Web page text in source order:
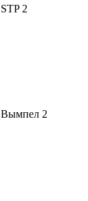
STP 2
Вымпел 2